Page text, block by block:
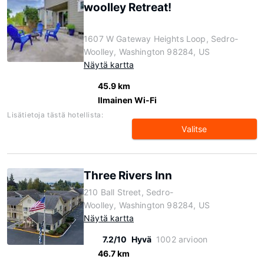
woolley Retreat!
1607 W Gateway Heights Loop, Sedro-
Woolley, Washington 98284, US
Näytä kartta
45.9 km
Ilmainen Wi-Fi
Lisätietoja tästä hotellista:
Valitse
Three Rivers Inn
210 Ball Street, Sedro-
Woolley, Washington 98284, US
Näytä kartta
7.2/10 Hyvä 1002 arvioon
46.7 km